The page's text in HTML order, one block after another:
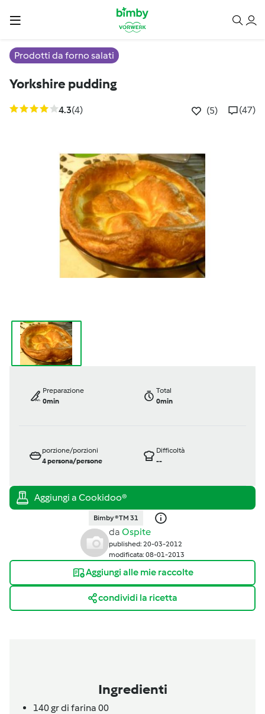
Prodotti da forno salati
Yorkshire pudding
4.3(4) (5) (47)
Preparazione
0min
Total
0min
porzione/porzioni
4persona/persone
Difficoltà
--
Bimby ® TM 31
da Ospite
published: 20-03-2012
modificata: 08-01-2013
Aggiungi alle mie raccolte
condividi la ricetta
Ingredienti
140 gr di farina 00